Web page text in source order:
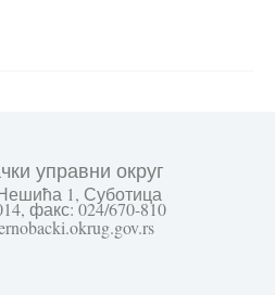
управни округ
1, Суботица
факс: 024/670-810